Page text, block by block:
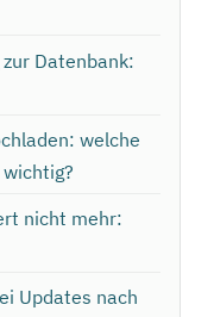
Datenbank:
welche
nicht mehr:
Updates nach